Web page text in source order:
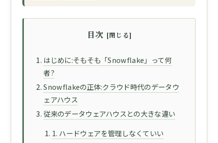
目次
はじめに:そもそも「Snowflake」って何
者?
Snowflakeの正体:クラウド時代のデータウ
ェアハウス
従来のデータウェアハウスとの大きな違い
1. ハードウェアを管理しなくていい